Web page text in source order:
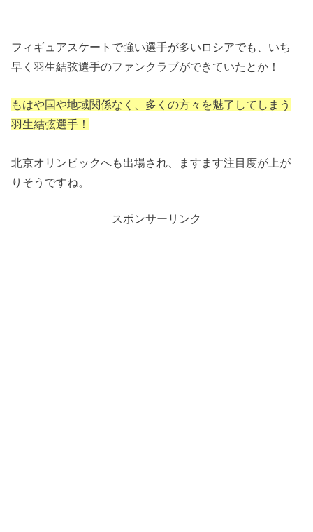
フィギュアスケートで強い選手が多いロシアでも、いち
早く羽生結弦選手のファンクラブができていたとか！
もはや国や地域関係なく、多くの方々を魅了してしまう
羽生結弦選手！
北京オリンピックへも出場され、ますます注目度が上が
りそうですね。
スポンサーリンク